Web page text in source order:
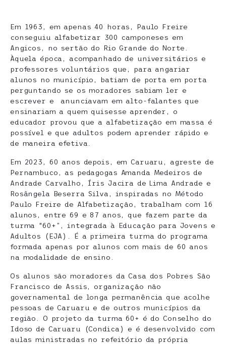
Em 1963, em apenas 40 horas, Paulo Freire
conseguiu alfabetizar 300 camponeses em
Angicos, no sertão do Rio Grande do Norte.
Àquela época, acompanhado de universitários e
professores voluntários que, para angariar
alunos no município, batiam de porta em porta
perguntando se os moradores sabiam ler e
escrever e anunciavam em alto-falantes que
ensinariam a quem quisesse aprender, o
educador provou que a alfabetização em massa é
possível e que adultos podem aprender rápido e
de maneira efetiva.
Em 2023, 60 anos depois, em Caruaru, agreste de
Pernambuco, as pedagogas Amanda Medeiros de
Andrade Carvalho, Íris Jacira de Lima Andrade e
Rosângela Beserra Silva, inspiradas no Método
Paulo Freire de Alfabetização, trabalham com 16
alunos, entre 69 e 87 anos, que fazem parte da
turma “60+”, integrada à Educação para Jovens e
Adultos (EJA). É a primeira turma do programa
formada apenas por alunos com mais de 60 anos
na modalidade de ensino.
Os alunos são moradores da Casa dos Pobres São
Francisco de Assis, organização não
governamental de longa permanência que acolhe
pessoas de Caruaru e de outros municípios da
região. O projeto da turma 60+ é do Conselho do
Idoso de Caruaru (Condica) e é desenvolvido com
aulas ministradas no refeitório da própria